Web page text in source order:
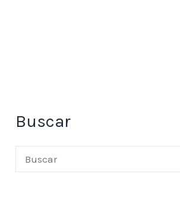
San Ivo
Couture, E.
Martínez Val, J. M.
Buscar